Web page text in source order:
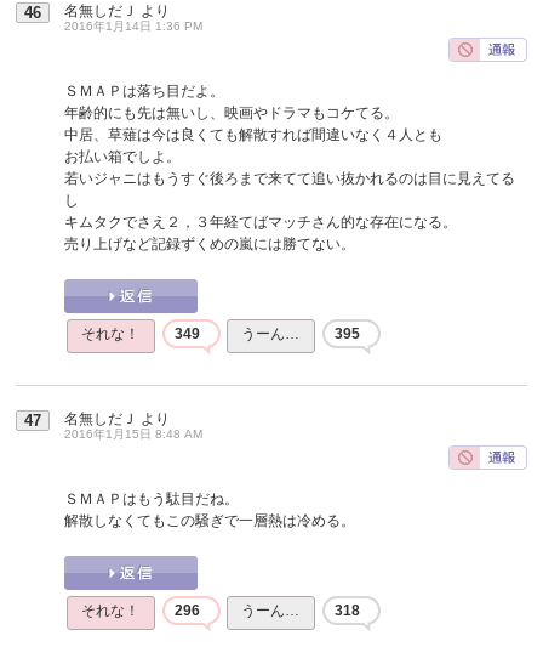
46 名無しだＪ より
2016年1月14日 1:36 PM
ＳＭＡＰは落ち目だよ。
年齢的にも先は無いし、映画やドラマもコケてる。
中居、草薙は今は良くても解散すれば間違いなく４人とも
お払い箱でしよ。
若いジャニはもうすぐ後ろまで来てて追い抜かれるのは目に見えてる
し
キムタクでさえ２，３年経てばマッチさん的な存在になる。
売り上げなど記録ずくめの嵐には勝てない。
それな！ 349 うーん… 395
47 名無しだＪ より
2016年1月15日 8:48 AM
ＳＭＡＰはもう駄目だね。
解散しなくてもこの騒ぎで一層熱は冷める。
それな！ 296 うーん… 318